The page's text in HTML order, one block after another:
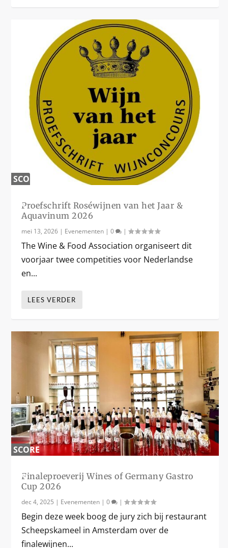
SCORE
%
Proefschrift Roséwijnen van het Jaar &
Aquavinum 2026
mei 13, 2026 | Evenementen |0 |
The Wine & Food Association organiseert dit
voorjaar twee competities voor Nederlandse
en...
LEES VERDER
SCORE
%
Finaleproeverij Wines of Germany Gastro
Cup 2026
dec 4, 2025 | Evenementen |0 |
Begin deze week boog de jury zich bij restaurant
Scheepskameel in Amsterdam over de
finalewijnen...